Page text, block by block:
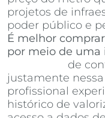
projetos de
poder público e
É melhor
por meio de uma
de
justamente
profissional
histórico de